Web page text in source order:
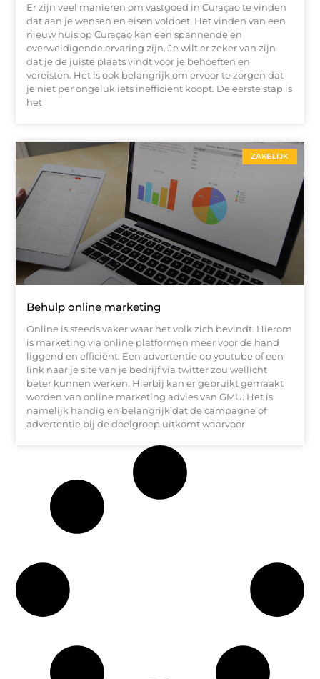
Er zijn veel manieren om vastgoed in Curaçao te vinden
dat aan je wensen en eisen voldoet. Het vinden van een
nieuw huis op Curaçao kan een spannende en
overweldigende ervaring zijn. Je wilt er zeker van zijn
dat je de juiste plaats vindt voor je behoeften en
vereisten. Het is ook belangrijk om ervoor te zorgen dat
je niet per ongeluk iets inefficiënt koopt. De eerste stap is
het
ZAKELIJK
Behulp online marketing
Online is steeds vaker waar het volk zich bevindt. Hierom
is marketing via online platformen meer voor de hand
liggend en efficiënt. Een advertentie op youtube of een
link naar je site van je bedrijf via twitter zou wellicht
beter kunnen werken. Hierbij kan er gebruikt gemaakt
worden van online marketing advies van GMU. Het is
namelijk handig en belangrijk dat de campagne of
advertentie bij de doelgroep uitkomt waarvoor